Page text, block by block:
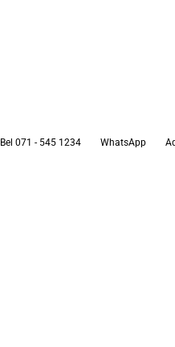
Bel 071 - 545 1234 WhatsApp